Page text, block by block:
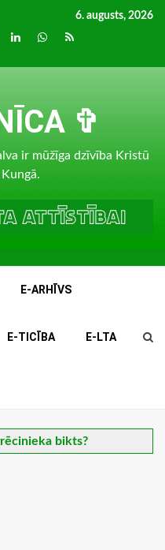
6. augusts, 2026
LinkedInwhatsapp
RSS
✞
ir mūžīga dzīvība Kristū
E-ARHĪVS
E-TICĪBA E-LTA
bikts?